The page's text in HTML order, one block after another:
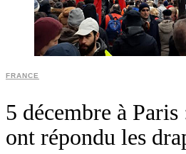
FRANCE
5 décembre à
ont répondu les